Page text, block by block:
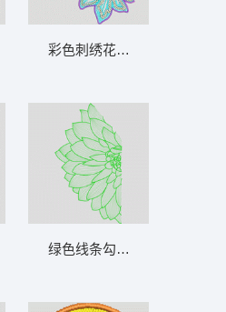
通小孩子玩具
兔子
彩色刺绣花卉图案 花朵亮片
绿色线条勾勒的花朵图案 靓